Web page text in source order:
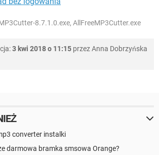
8.7.1.0.exe, AllFreeMP3Cutter.exe
3 kwi 2018 o 11:15 przezAnna Dobrzyńska
converter instalki
darmowa bramka smsowa Orange?